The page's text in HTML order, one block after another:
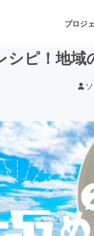
プロジ
音楽
ゲーム・サ
書籍・雑誌
ピ！地域